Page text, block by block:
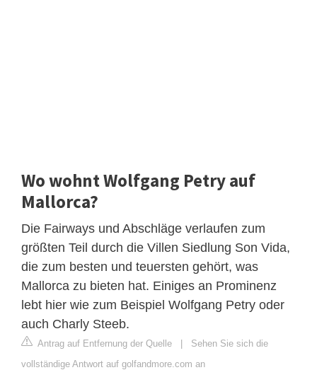
Wo wohnt Wolfgang Petry auf
Mallorca?
Die Fairways und Abschläge verlaufen zum
größten Teil durch die Villen Siedlung Son Vida,
die zum besten und teuersten gehört, was
Mallorca zu bieten hat. Einiges an Prominenz
lebt hier wie zum Beispiel Wolfgang Petry oder
auch Charly Steeb.
Antrag auf Entfernung der Quelle | Sehen Sie sich die
vollständige Antwort auf golfandmore.com an